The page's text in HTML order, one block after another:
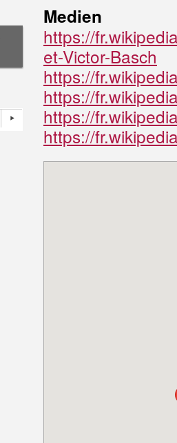
Medien
https://
et-Victor-Basch
https://
https://
https://
https://